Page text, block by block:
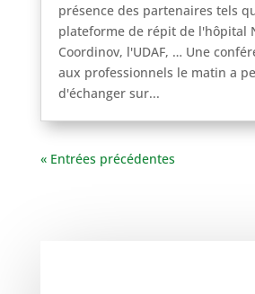
présence des partenaires tels
plateforme de répit de l'hôpital
Coordinov, l'UDAF, … Une
aux professionnels le matin a
d'échanger sur...
« Entrées précédentes